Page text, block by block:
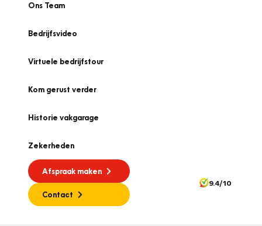
Ons Team
Bedrijfsvideo
Virtuele bedrijfstour
Kom gerust verder
Historie vakgarage
Zekerheden
Afspraak maken
Contact
9.4/10